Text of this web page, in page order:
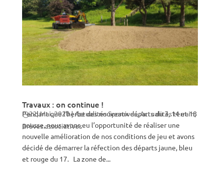
Travaux : on continue !
22, Mai, 2020|Actualités Sportives,Actualités terrain,
Brèves associatives
Pendant que l’herbe des nouveaux départs du 3, 14 et 18
pousse, nous avons eu l’opportunité de réaliser une
nouvelle amélioration de nos conditions de jeu et avons
décidé de démarrer la réfection des départs jaune, bleu
et rouge du 17. La zone de...